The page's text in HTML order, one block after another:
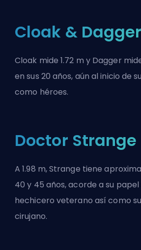
Cloak & Dagger
Cloak mide 1.72 m y Dagger
en sus 20 años, aún al inicio de
como héroes.
Doctor Strange
A 1.98 m, Strange tiene
40 y 45 años, acorde a su
hechicero veterano así como
cirujano.